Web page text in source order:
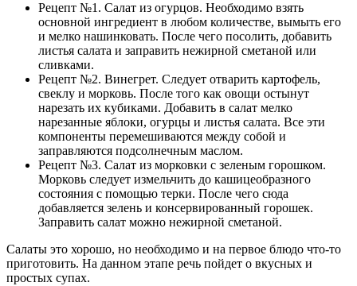
Рецепт №1. Салат из огурцов. Необходимо взять
основной ингредиент в любом количестве, вымыть его
и мелко нашинковать. После чего посолить, добавить
листья салата и заправить нежирной сметаной или
сливками.
Рецепт №2. Винегрет. Следует отварить картофель,
свеклу и морковь. После того как овощи остынут
нарезать их кубиками. Добавить в салат мелко
нарезанные яблоки, огурцы и листья салата. Все эти
компоненты перемешиваются между собой и
заправляются подсолнечным маслом.
Рецепт №3. Салат из морковки с зеленым горошком.
Морковь следует измельчить до кашицеобразного
состояния с помощью терки. После чего сюда
добавляется зелень и консервированный горошек.
Заправить салат можно нежирной сметаной.
Салаты это хорошо, но необходимо и на первое блюдо что-то
приготовить. На данном этапе речь пойдет о вкусных и
простых супах.